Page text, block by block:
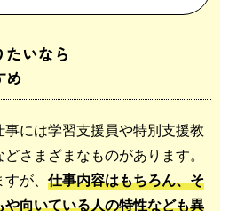
いなら
め
には学習支援員や特別支援教
さまざまなものがあります。
が、 仕事内容はもちろん、そ
向いている人の特性なども異